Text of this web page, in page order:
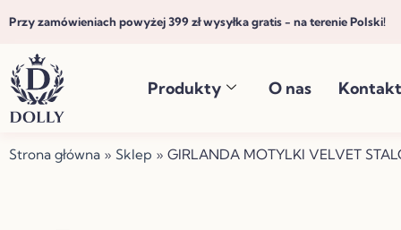
Przejdź
treści
Przy zamówieniach powyżej 399 zł wysyłka gratis - na terenie Polski!
Produkty O nas Kontakt
Strona główna » Sklep » GIRLANDA MOTYLKI VELVET